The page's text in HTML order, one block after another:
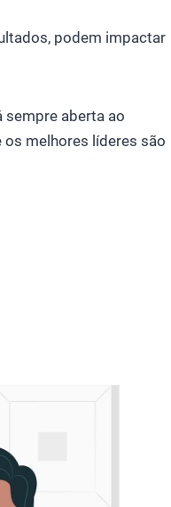
podem impactar
sempre aberta ao
os melhores líderes são